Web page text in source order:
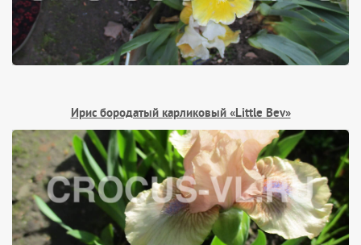
Ирис бородатый карликовый «Little Bev»